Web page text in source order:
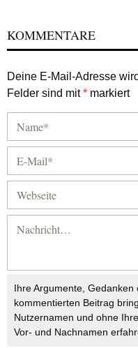
KOMMENTARE
Deine E-Mail-Adresse
Felder sind mit* markiert
Ihre Argumente,
kommentierten Beitrag
Nutzernamen und ohne
Vor- und Nachnamen